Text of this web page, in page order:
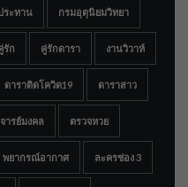
ระทาน กรมอุตุนิยมวิทยา
รัก คู่รักดารา งานวิวาห์
ดาราติดโควิด19 ดาราสาว
ารย์มงคล ตรวจหวย
พยากรณ์อากาศ ละครช่อง 3